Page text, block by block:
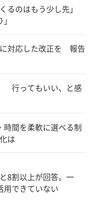
るのはもう少し先」
対応した改正を 報告
行ってもいい、と感
間を柔軟に選べる制
は
8割以上が回答。一
用できていない